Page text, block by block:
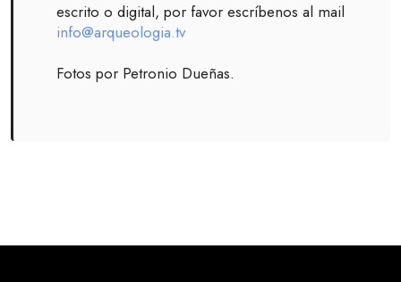
escrito o digital, por favor escríbenos al mail
info@arqueologia.tv
Fotos por Petronio Dueñas.